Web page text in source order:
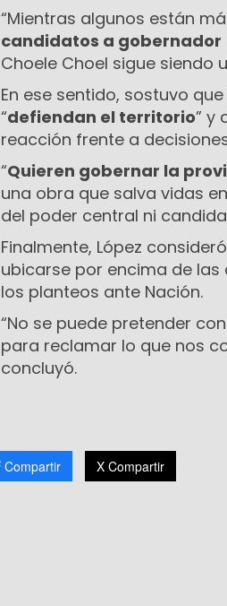
“Mientras algunos están
candidatos a gobernador
Choele Choel sigue siendo
En ese sentido, sostuvo
“defiendan el territorio” y
reacción frente a
“Quieren gobernar la
una obra que salva vidas
del poder central ni
Finalmente, López
ubicarse por encima de
los planteos ante Nación.
“No se puede pretender
para reclamar lo que nos
concluyó.
Compartir X Compartir